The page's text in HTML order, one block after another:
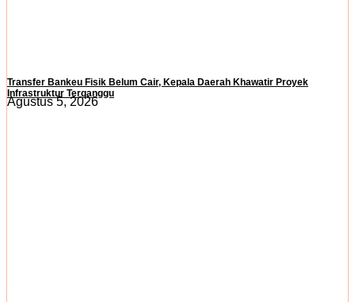
Transfer Bankeu Fisik Belum Cair, Kepala Daerah Khawatir Proyek
Infrastruktur Terganggu
Agustus 5, 2026